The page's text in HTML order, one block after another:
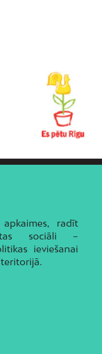
radīt
sociāli –
ieviešanai